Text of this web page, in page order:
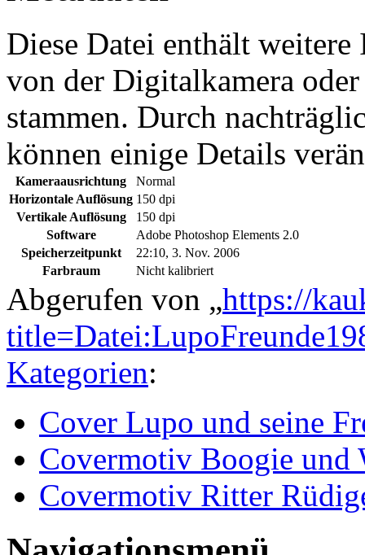
Diese Datei enthält
von der Digitalkamera
stammen. Durch
können einige Details
Kameraausrichtung
Normal
Horizontale Auflösung 150 dpi
Vertikale Auflösung
150 dpi
Software
Adobe Photoshop Elements 2.0
Speicherzeitpunkt
22:10, 3. Nov. 2006
Farbraum
Nicht kalibriert
Abgerufen von „https://
Kategorien:
Cover Lupo und seine
Covermotiv Boogie und
Covermotiv Ritter